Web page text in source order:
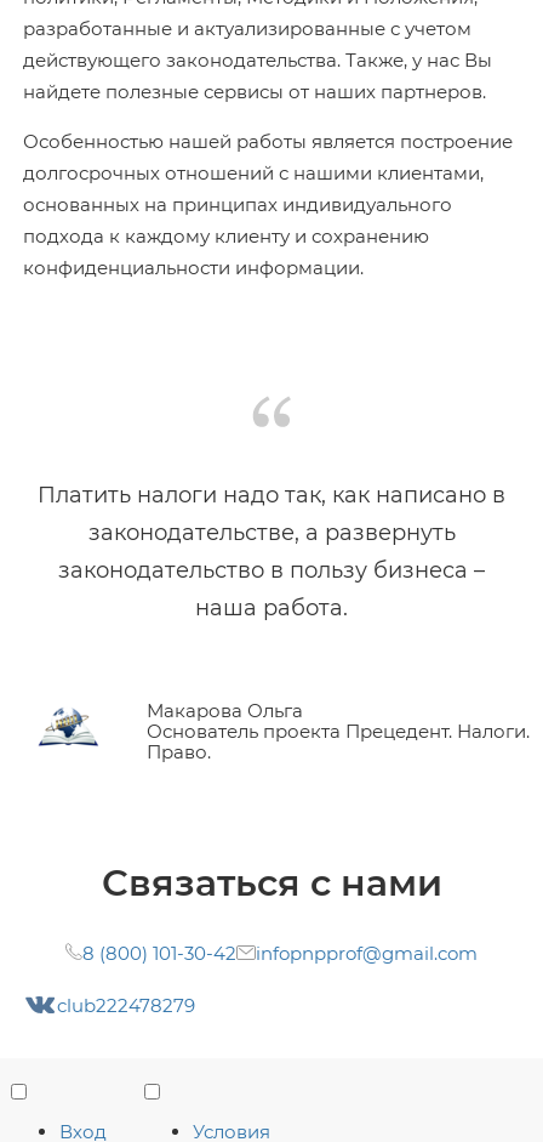
разработанные и актуализированные с учетом
действующего законодательства. Также, у нас Вы
найдете полезные сервисы от наших партнеров.
Особенностью нашей работы является построение
долгосрочных отношений с нашими клиентами,
основанных на принципах индивидуального
подхода к каждому клиенту и сохранению
конфиденциальности информации.
Платить налоги надо так, как написано в
законодательстве, а развернуть
законодательство в пользу бизнеса –
наша работа.
Макарова Ольга
Основатель проекта Прецедент. Налоги.
Право.
Связаться с нами
8 (800) 101-30-42 infopnpprof@gmail.com
club222478279
Вход
Условия